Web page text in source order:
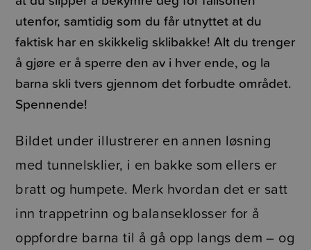
utenfor, samtidig som du får utnyttet at du
faktisk har en skikkelig sklibakke! Alt du trenger
å gjøre er å sperre den av i hver ende, og la
barna skli tvers gjennom det forbudte området.
Spennende!
Bildet under illustrerer en annen løsning
med tunnelsklier, i en bakke som ellers er
bratt og humpete. Merk hvordan det er satt
inn trappetrinn og balanseklosser for å
oppfordre barna til å gå opp langs dem – og